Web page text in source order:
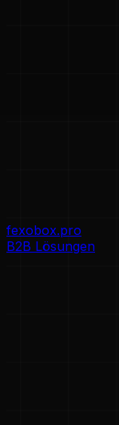
fexobox.pro
B2B Lösungen